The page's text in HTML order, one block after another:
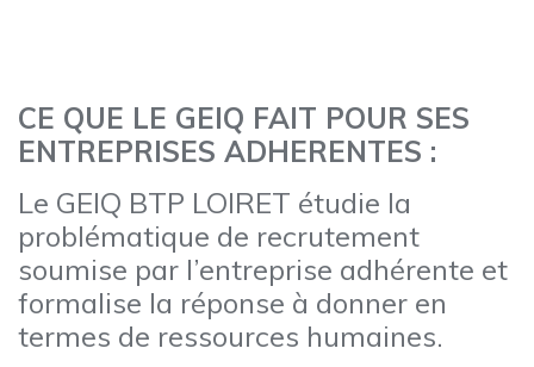
CE QUE LE GEIQ FAIT POUR SES
ENTREPRISES ADHERENTES :
Le GEIQ BTP LOIRET étudie la
problématique de recrutement
soumise par l’entreprise adhérente et
formalise la réponse à donner en
termes de ressources humaines.